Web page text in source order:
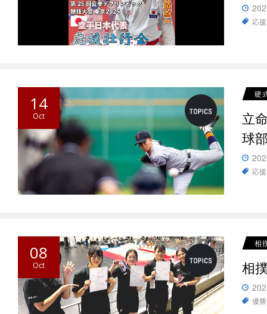
応援
14
Oct
硬
立
球
応援
08
Oct
相
相
優勝